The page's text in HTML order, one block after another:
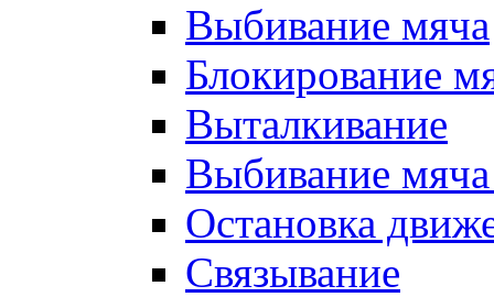
Выбивание мяча
Блокирование
Выталкивание
Выбивание
Остановка
Связывание